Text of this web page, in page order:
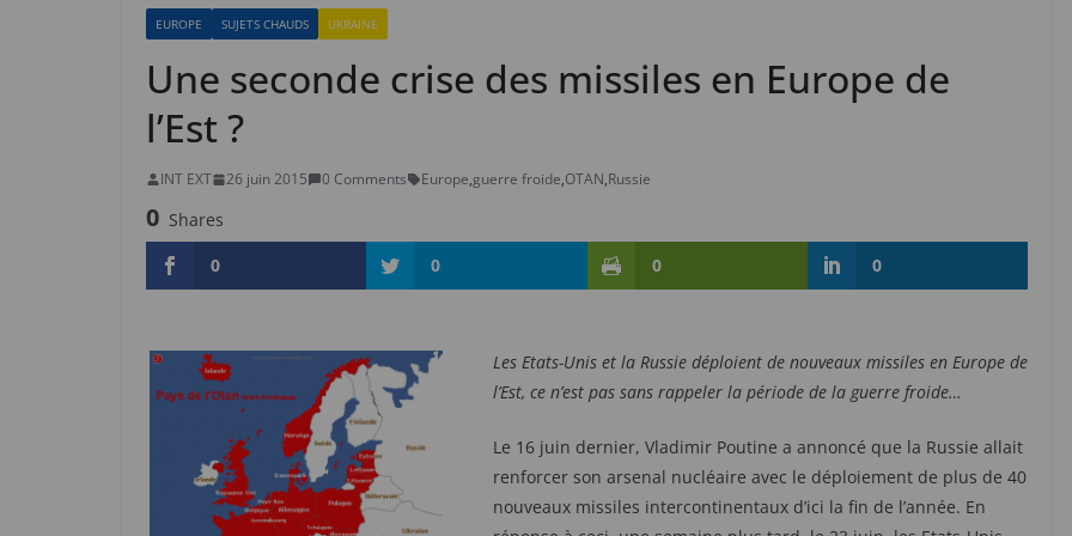
EUROPE SUJETS CHAUDS UKRAINE
Une seconde crise des missiles en Europe de
l’Est ?
INT EXT 26 juin 2015 0 Comments Europe,guerre froide,OTAN,Russie
0 Shares
0
0 0 0
Les Etats-Unis et la Russie déploient de nouveaux missiles en Europe de
l’Est, ce n’est pas sans rappeler la période de la guerre froide…
Le 16 juin dernier, Vladimir Poutine a annoncé que la Russie allait
renforcer son arsenal nucléaire avec le déploiement de plus de 40
nouveaux missiles intercontinentaux d’ici la fin de l’année. En